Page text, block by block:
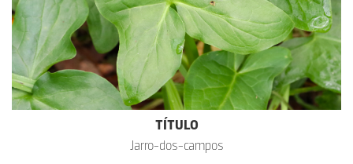
TÍTULO
Jarro-dos-campos